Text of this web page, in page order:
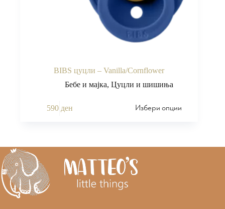
BIBS цуцли – Vanilla/Cornflower
Бебе и мајка,Цуцли и шишиња
590 ден Избери опции